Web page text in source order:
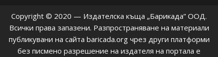
Copyright © 2020 — Издателска къща „Барикада” ООД.
Всички права запазени. Разпространяване на материали
публикувани на сайта baricada.org чрез други платформи
без писмено разрешение на издателя на портала е